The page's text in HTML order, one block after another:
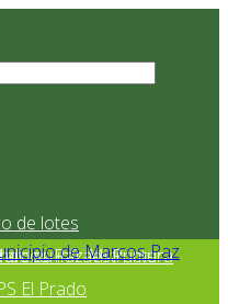
de lotes
Paz Mi Primer
su infraestructura
El Prado